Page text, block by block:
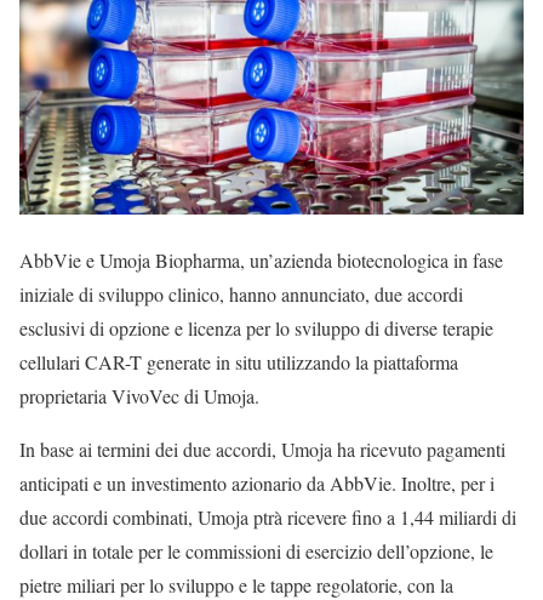
AbbVie e Umoja Biopharma, un’azienda biotecnologica in fase
iniziale di sviluppo clinico, hanno annunciato, due accordi
esclusivi di opzione e licenza per lo sviluppo di diverse terapie
cellulari CAR-T generate in situ utilizzando la piattaforma
proprietaria VivoVec di Umoja.
In base ai termini dei due accordi, Umoja ha ricevuto pagamenti
anticipati e un investimento azionario da AbbVie. Inoltre, per i
due accordi combinati, Umoja ptrà ricevere fino a 1,44 miliardi di
dollari in totale per le commissioni di esercizio dell’opzione, le
pietre miliari per lo sviluppo e le tappe regolatorie, con la